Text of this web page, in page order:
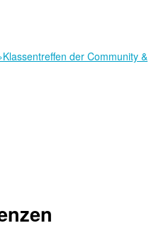
der Community &